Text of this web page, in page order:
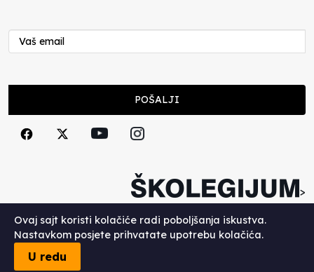
POŠALJI
>
Copyright (c) 2026. Školegijum.
Ovaj sajt koristi kolačiće radi poboljšanja iskustva.
Nastavkom posjete prihvatate upotrebu kolačića.
U redu